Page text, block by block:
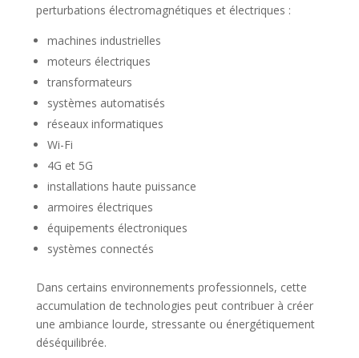
perturbations électromagnétiques et électriques :
machines industrielles
moteurs électriques
transformateurs
systèmes automatisés
réseaux informatiques
Wi-Fi
4G et 5G
installations haute puissance
armoires électriques
équipements électroniques
systèmes connectés
Dans certains environnements professionnels, cette
accumulation de technologies peut contribuer à créer
une ambiance lourde, stressante ou énergétiquement
déséquilibrée.